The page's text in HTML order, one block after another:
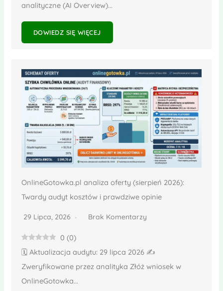
analityczne (AI Overview)...
DOWIEDZ SIĘ WIĘCEJ
OnlineGotowka.pl analiza oferty (sierpień 2026):
Twardy audyt kosztów i prawdziwe opinie
29 Lipca, 2026 Brak Komentarzy
0 (0)
🗓️ Aktualizacja audytu: 29 lipca 2026 ✍️
Zweryfikowane przez analityka Złóż wniosek w
OnlineGotowka...